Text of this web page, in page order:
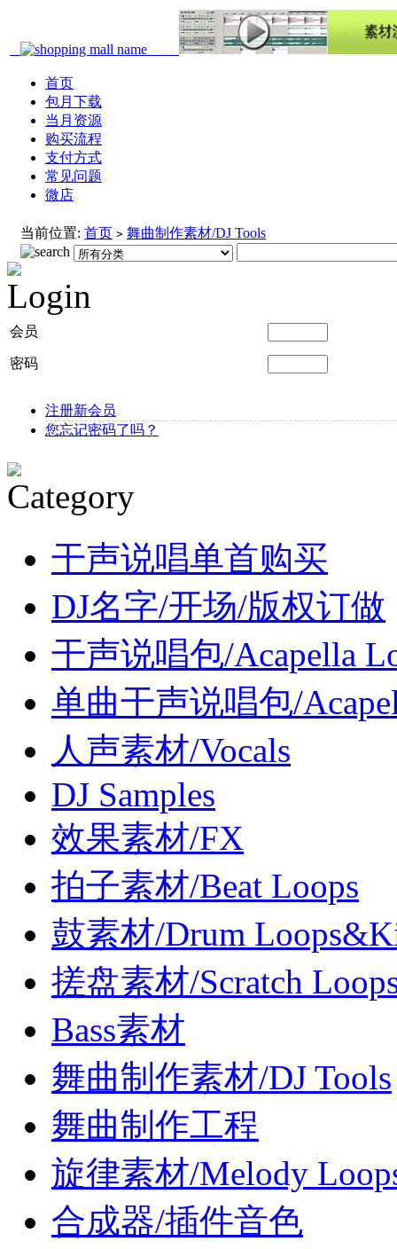
首页
包月下载
当月资源
购买流程
支付方式
常见问题
微店
当前位置: 首页 > 舞曲制作素材/DJ Tools
会员
密码
注册新会员
您忘记密码了吗？
干声说唱单首购买
DJ名字/开场/版权订做
干声说唱包/Acapella
单曲干声说唱包/
人声素材/Vocals
DJ Samples
效果素材/FX
拍子素材/Beat Loops
鼓素材/Drum
搓盘素材/Scratch
Bass素材
舞曲制作素材/DJ Tools
舞曲制作工程
旋律素材/Melody
合成器/插件音色